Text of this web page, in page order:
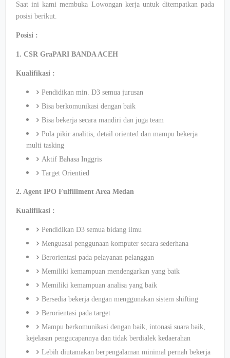
Saat ini kami membuka Lowongan kerja untuk ditempatkan pada
posisi berikut.
Posisi :
1. CSR GraPARI BANDA ACEH
Kualifikasi :
Pendidikan min. D3 semua jurusan
Bisa berkomunikasi dengan baik
Bisa bekerja secara mandiri dan juga team
Pola pikir analitis, detail oriented dan mampu bekerja
multi tasking
Aktif Bahasa Inggris
Target Orientied
2. Agent IPO Fulfillment Area Medan
Kualifikasi :
Pendidikan D3 semua bidang ilmu
Menguasai penggunaan komputer secara sederhana
Berorientasi pada pelayanan pelanggan
Memiliki kemampuan mendengarkan yang baik
Memiliki kemampuan analisa yang baik
Bersedia bekerja dengan menggunakan sistem shifting
Berorientasi pada target
Mampu berkomunikasi dengan baik, intonasi suara baik,
kejelasan pengucapannya dan tidak berdialek kedaerahan
Lebih diutamakan berpengalaman minimal pernah bekerja